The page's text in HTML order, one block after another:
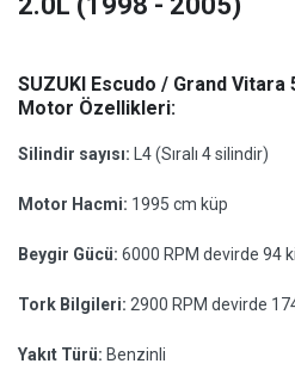
SUZUKI Escudo / Grand Vitara
Motor Özellikleri:
Silindir sayısı: L4 (Sıralı 4 silindir)
Motor Hacmi: 1995 cm küp
Beygir Gücü: 6000 RPM devirde 94
Tork Bilgileri: 2900 RPM devirde
Yakıt Türü: Benzinli